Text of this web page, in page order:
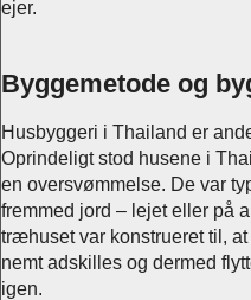
ejer.
Byggemetode og
Husbyggeri i Thailand er
Oprindeligt stod husene i
en oversvømmelse. De var
fremmed jord – lejet eller på
træhuset var konstrueret til,
nemt adskilles og dermed
igen.